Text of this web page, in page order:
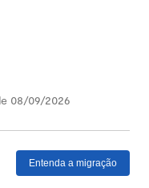
mais que
Fixa lucrou
08/09/2026
Entenda a migração